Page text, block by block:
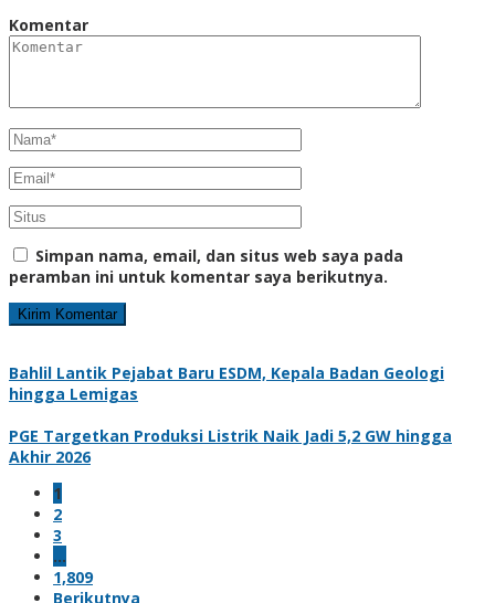
Komentar
Simpan nama, email, dan situs web saya pada
peramban ini untuk komentar saya berikutnya.
Bahlil Lantik Pejabat Baru ESDM, Kepala Badan Geologi
hingga Lemigas
PGE Targetkan Produksi Listrik Naik Jadi 5,2 GW hingga
Akhir 2026
1
2
3
…
1,809
Berikutnya